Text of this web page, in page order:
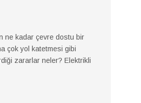
ne kadar çevre dostu bir
çok yol katetmesi gibi
zararlar neler? Elektrikli